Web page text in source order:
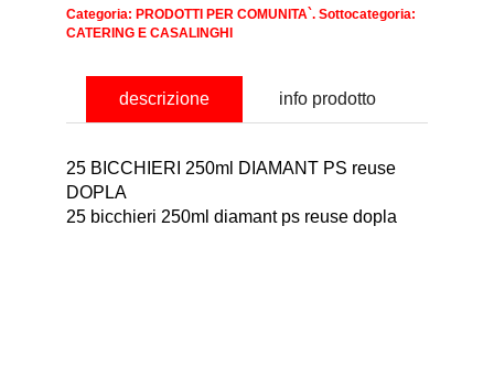
Categoria: PRODOTTI PER COMUNITA`. Sottocategoria:
CATERING E CASALINGHI
descrizione info prodotto
25 BICCHIERI 250ml DIAMANT PS reuse
DOPLA
25 bicchieri 250ml diamant ps reuse dopla